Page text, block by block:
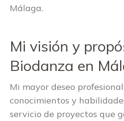
Málaga.
Mi visión y
Biodanza en
Mi mayor deseo
conocimientos y
servicio de proyectos que